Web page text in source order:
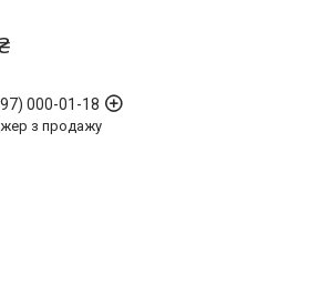
000-01-18
з продажу